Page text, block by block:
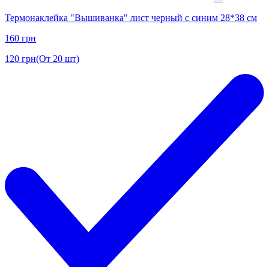
Термонаклейка "Вышиванка" лист черный с синим 28*38 см
160 грн
120 грн(От 20 шт)